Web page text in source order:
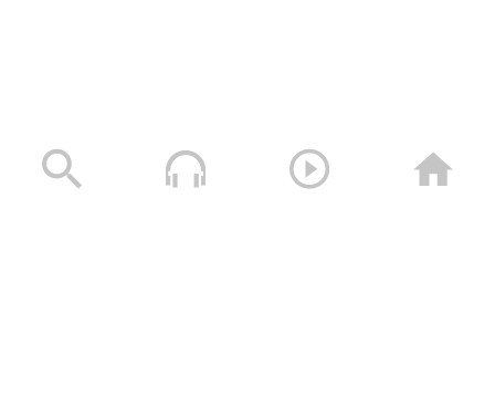
لكم الخلود – الشهيد محمد طه الجنيد (أبو طه)